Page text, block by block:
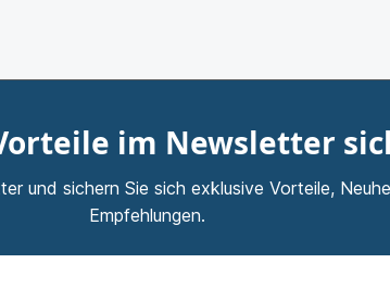
im Newsletter
und sichern Sie sich exklusive Vorteile,
Empfehlungen.